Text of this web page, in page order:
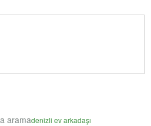
aramadenizli ev arkadaşı